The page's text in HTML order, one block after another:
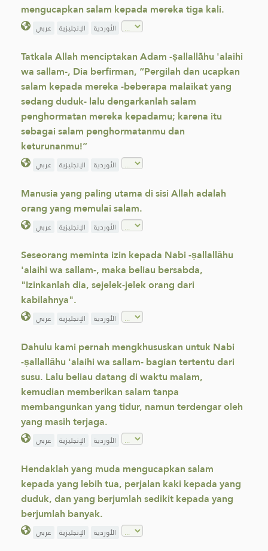
mengucapkan salam kepada mereka tiga kali.
عربي الإنجليزية الأوردية
Tatkala Allah menciptakan Adam -ṣallallāhu 'alaihi
wa sallam-, Dia berfirman, “Pergilah dan ucapkan
salam kepada mereka -beberapa malaikat yang
sedang duduk- lalu ‎dengarkanlah salam
penghormatan mereka kepadamu; karena itu
sebagai salam penghormatanmu dan
‎keturunanmu!”
عربي الإنجليزية الأوردية
Manusia yang paling utama di sisi Allah adalah
orang yang memulai salam.
عربي الإنجليزية الأوردية
Seseorang meminta izin kepada Nabi -ṣallallāhu
'alaihi wa sallam-, maka beliau bersabda,
"Izinkanlah dia, sejelek-jelek orang dari
kabilahnya".
عربي الإنجليزية الأوردية
Dahulu kami pernah mengkhususkan untuk Nabi
-ṣallallāhu 'alaihi wa sallam- bagian tertentu dari
susu. Lalu beliau datang di waktu malam,
kemudian memberikan salam tanpa
membangunkan yang tidur, namun terdengar oleh
yang masih terjaga.
عربي الإنجليزية الأوردية
Hendaklah yang muda mengucapkan salam
kepada yang lebih tua, perjalan kaki kepada yang
duduk, dan yang berjumlah sedikit kepada yang
berjumlah banyak.
عربي الإنجليزية الأوردية